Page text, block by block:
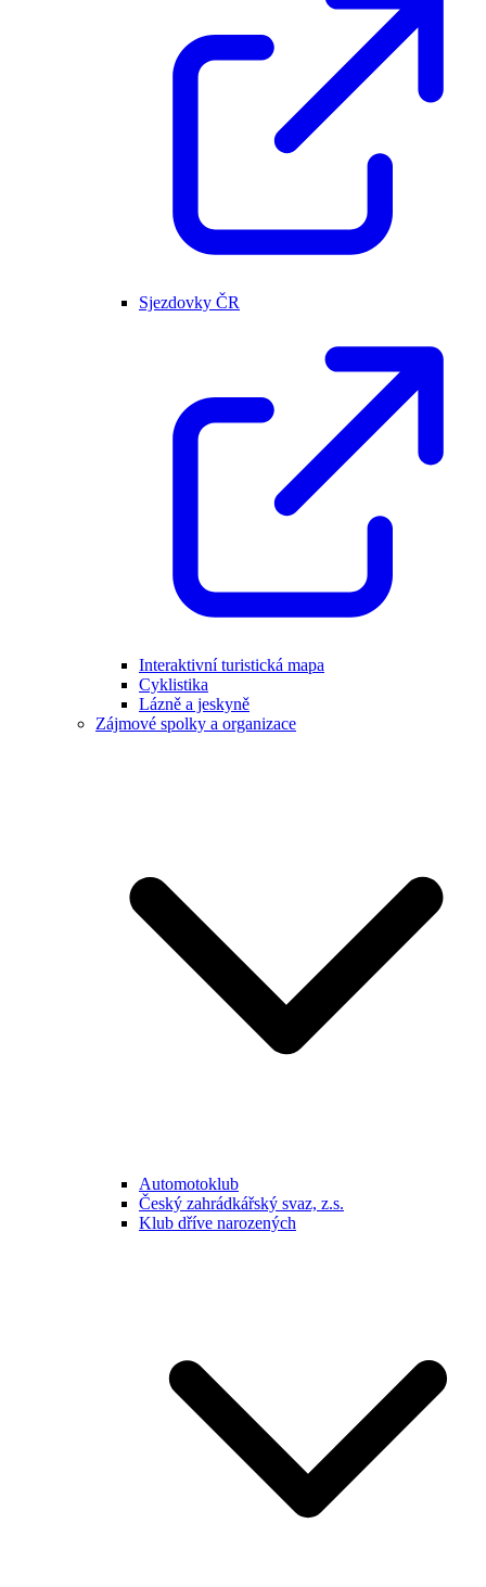
Sjezdovky ČR
Interaktivní turistická mapa
Cyklistika
Lázně a jeskyně
Zájmové spolky a organizace
Automotoklub
Český zahrádkářský svaz, z.s.
Klub dříve narozených